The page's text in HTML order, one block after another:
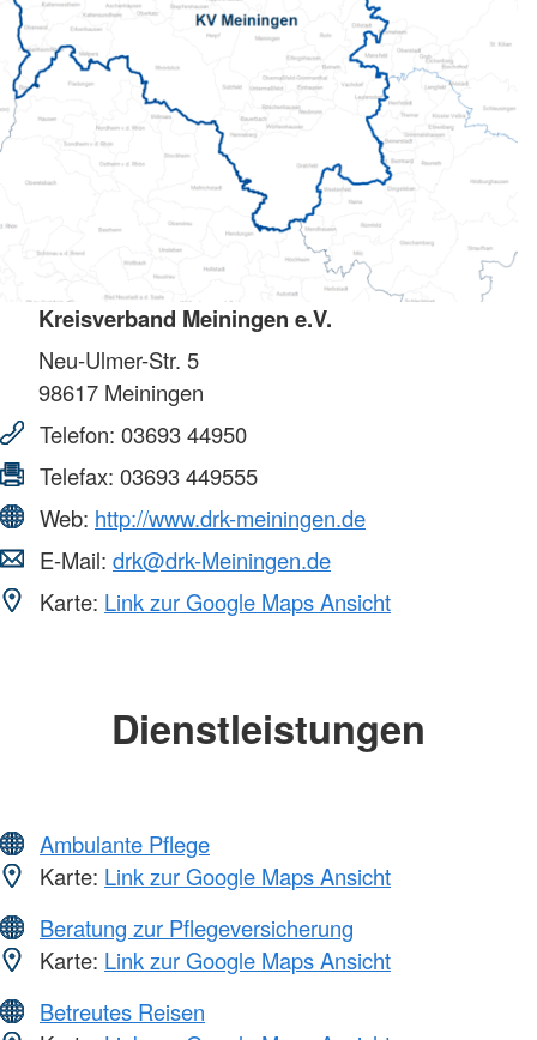
Kreisverband Meiningen e.V.
Neu-Ulmer-Str. 5
98617 Meiningen
Telefon: 03693 44950
Telefax: 03693 449555
Web: http://www.drk-meiningen.de
E-Mail: drk@drk-Meiningen.de
Karte: Link zur Google Maps Ansicht
Dienstleistungen
Ambulante Pflege
Karte: Link zur Google Maps Ansicht
Beratung zur Pflegeversicherung
Karte: Link zur Google Maps Ansicht
Betreutes Reisen